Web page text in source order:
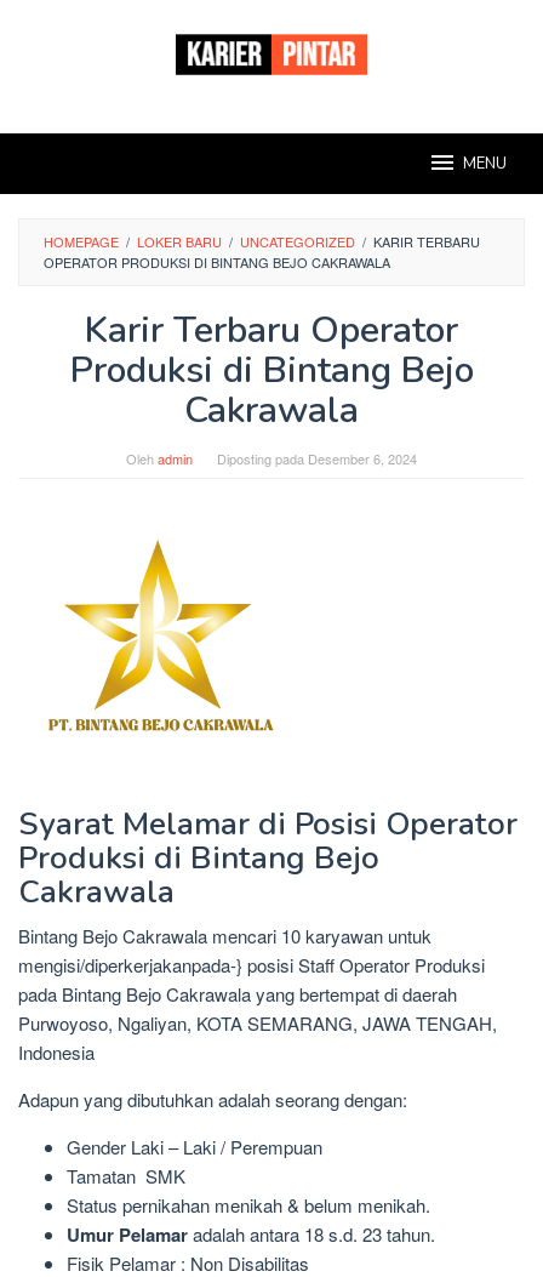
MENU
HOMEPAGE / LOKER BARU / UNCATEGORIZED / KARIR TERBARU
OPERATOR PRODUKSI DI BINTANG BEJO CAKRAWALA
Karir Terbaru Operator
Produksi di Bintang Bejo
Cakrawala
Olehadmin Diposting pada Desember 6, 2024
Syarat Melamar di Posisi Operator
Produksi di Bintang Bejo
Cakrawala
Bintang Bejo Cakrawala mencari 10 karyawan untuk
mengisi/diperkerjakanpada-} posisi Staff Operator Produksi
pada Bintang Bejo Cakrawala yang bertempat di daerah
Purwoyoso, Ngaliyan, KOTA SEMARANG, JAWA TENGAH,
Indonesia
Adapun yang dibutuhkan adalah seorang dengan:
Gender Laki – Laki / Perempuan
Tamatan SMK
Status pernikahan menikah & belum menikah.
Umur Pelamaradalah antara 18 s.d. 23 tahun.
Fisik Pelamar : Non Disabilitas